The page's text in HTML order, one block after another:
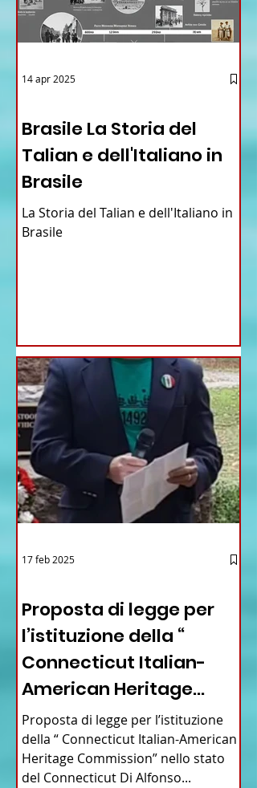
Brasile La Storia del
Talian e dell'Italiano in
Brasile
La Storia del Talian e dell'Italiano in
Brasile
14 apr 2025
Proposta di legge per
l’istituzione della “
Connecticut Italian-
American Heritage
Commission” nello stato
del Connecticut
Proposta di legge per l’istituzione
della “ Connecticut Italian-American
Heritage Commission” nello stato
del Connecticut Di Alfonso...
17 feb 2025